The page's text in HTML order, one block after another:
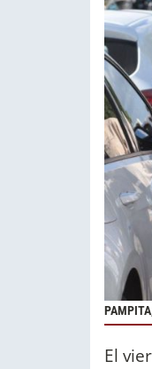
El